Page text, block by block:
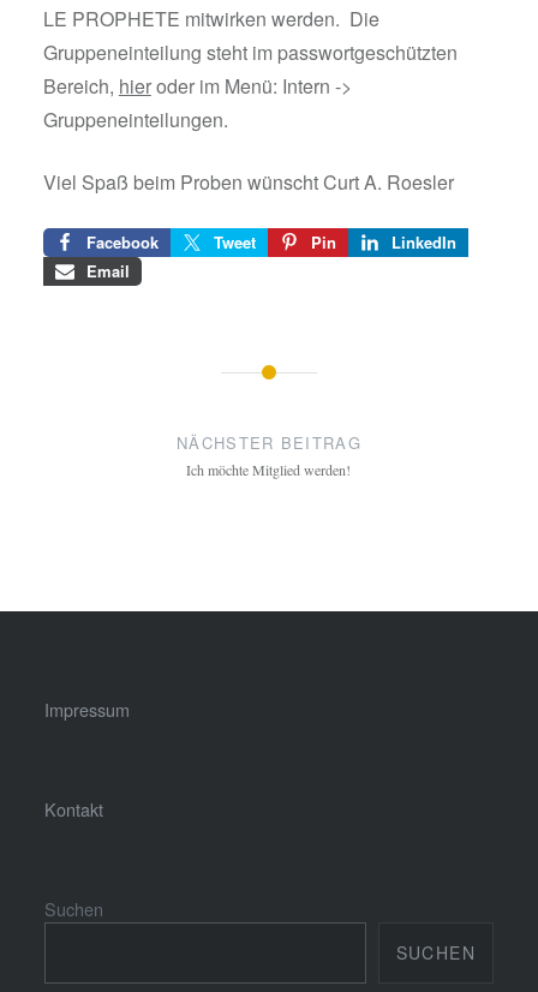
LE PROPHETE mitwirken werden. Die
Gruppeneinteilung steht im passwortgeschützten
Bereich, hieroder im Menü: Intern ->
Gruppeneinteilungen.
Viel Spaß beim Proben wünscht Curt A. Roesler
Facebook Tweet Pin
LinkedIn
Email
NÄCHSTER BEITRAG
Ich möchte Mitglied werden!
Impressum
Kontakt
Suchen
SUCHEN